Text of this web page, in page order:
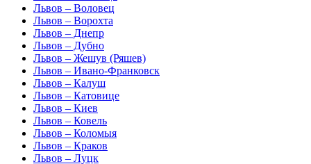
Львов – Воловец
Львов – Ворохта
Львов – Днепр
Львов – Дубно
Львов – Жешув (Ряшев)
Львов – Ивано-Франковск
Львов – Калуш
Львов – Катовице
Львов – Киев
Львов – Ковель
Львов – Коломыя
Львов – Краков
Львов – Луцк